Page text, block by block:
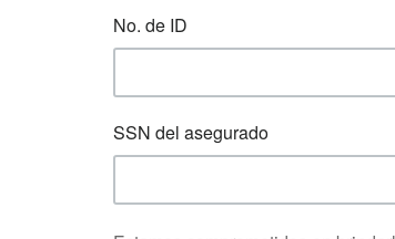
No. de ID
SSN del asegurado